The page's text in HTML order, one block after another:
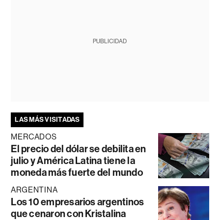
PUBLICIDAD
LAS MÁS VISITADAS
MERCADOS
El precio del dólar se debilita en
julio y América Latina tiene la
moneda más fuerte del mundo
ARGENTINA
Los 10 empresarios argentinos
que cenaron con Kristalina